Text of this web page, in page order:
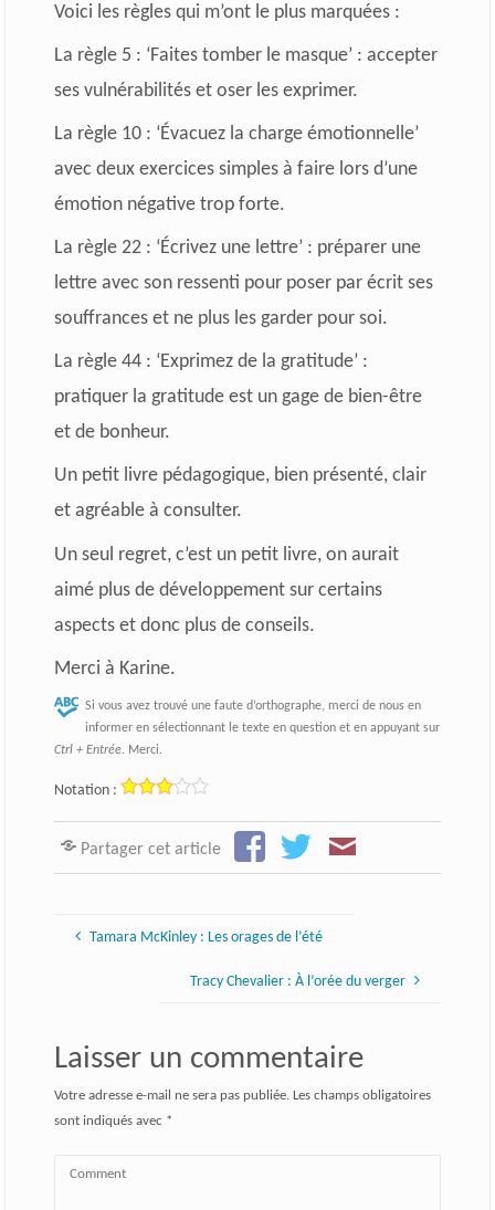
Voici les règles qui m’ont le plus marquées :
La règle 5 : ‘Faites tomber le masque’ : accepter
ses vulnérabilités et oser les exprimer.
La règle 10 : ‘Évacuez la charge émotionnelle’
avec deux exercices simples à faire lors d’une
émotion négative trop forte.
La règle 22 : ‘Écrivez une lettre’ : préparer une
lettre avec son ressenti pour poser par écrit ses
souffrances et ne plus les garder pour soi.
La règle 44 : ‘Exprimez de la gratitude’ :
pratiquer la gratitude est un gage de bien-être
et de bonheur.
Un petit livre pédagogique, bien présenté, clair
et agréable à consulter.
Un seul regret, c’est un petit livre, on aurait
aimé plus de développement sur certains
aspects et donc plus de conseils.
Merci à Karine.
Si vous avez trouvé une faute d’orthographe, merci de nous en
informer en sélectionnant le texte en question et en appuyant sur
Ctrl + Entrée. Merci.
Notation :
Partager cet article
Tamara McKinley : Les orages de l’été
Tracy Chevalier : À l’orée du verger
Laisser un commentaire
Votre adresse e-mail ne sera pas publiée. Les champs obligatoires
sont indiqués avec *